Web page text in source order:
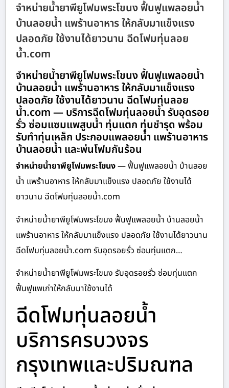
จำหน่ายน้ำยาพียูโฟมพระโขนง ฟื้นฟูแพลอยน้ำ
บ้านลอยน้ำ แพร้านอาหาร ให้กลับมาแข็งแรง
ปลอดภัย ใช้งานได้ยาวนาน ฉีดโฟมทุ่นลอย
น้ำ.com
จำหน่ายน้ำยาพียูโฟมพระโขนง ฟื้นฟูแพลอยน้ำ
บ้านลอยน้ำ แพร้านอาหาร ให้กลับมาแข็งแรง
ปลอดภัย ใช้งานได้ยาวนาน ฉีดโฟมทุ่นลอย
น้ำ.com — บริการฉีดโฟมทุ่นลอยน้ำ รับอุดรอย
รั่ว ซ่อมแซมแพสูบน้ำ ทุ่นแตก ทุ่นชำรุด พร้อม
รับทำทุ่นเหล็ก ประกอบแพลอยน้ำ แพร้านอาหาร
บ้านลอยน้ำ และพ่นโฟมกันร้อน
จำหน่ายน้ำยาพียูโฟมพระโขนง— ฟื้นฟูแพลอยน้ำ บ้านลอย
น้ำ แพร้านอาหาร ให้กลับมาแข็งแรง ปลอดภัย ใช้งานได้
ยาวนาน ฉีดโฟมทุ่นลอยน้ำ.com
จำหน่ายน้ำยาพียูโฟมพระโขนง ฟื้นฟูแพลอยน้ำ บ้านลอยน้ำ
แพร้านอาหาร ให้กลับมาแข็งแรง ปลอดภัย ใช้งานได้ยาวนาน
ฉีดโฟมทุ่นลอยน้ำ.com รับอุดรอยรั่ว ซ่อมทุ่นแตก…
จำหน่ายน้ำยาพียูโฟมพระโขนง รับอุดรอยรั่ว ซ่อมทุ่นแตก
ฟื้นฟูแพเก่าให้กลับมาใช้งานได้
ฉีดโฟมทุ่นลอยน้ำ
บริการครบวงจร
กรุงเทพและปริมณฑล